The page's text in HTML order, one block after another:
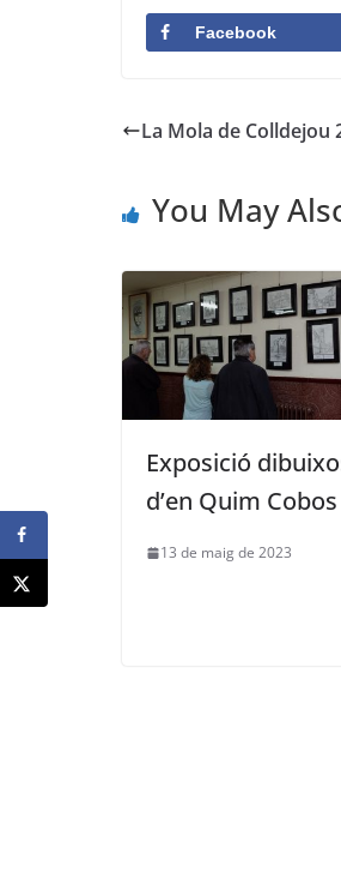
Facebook
La Mola de Colldejou
You May
Exposició
d’en Quim Cobos
13 de maig de 2023